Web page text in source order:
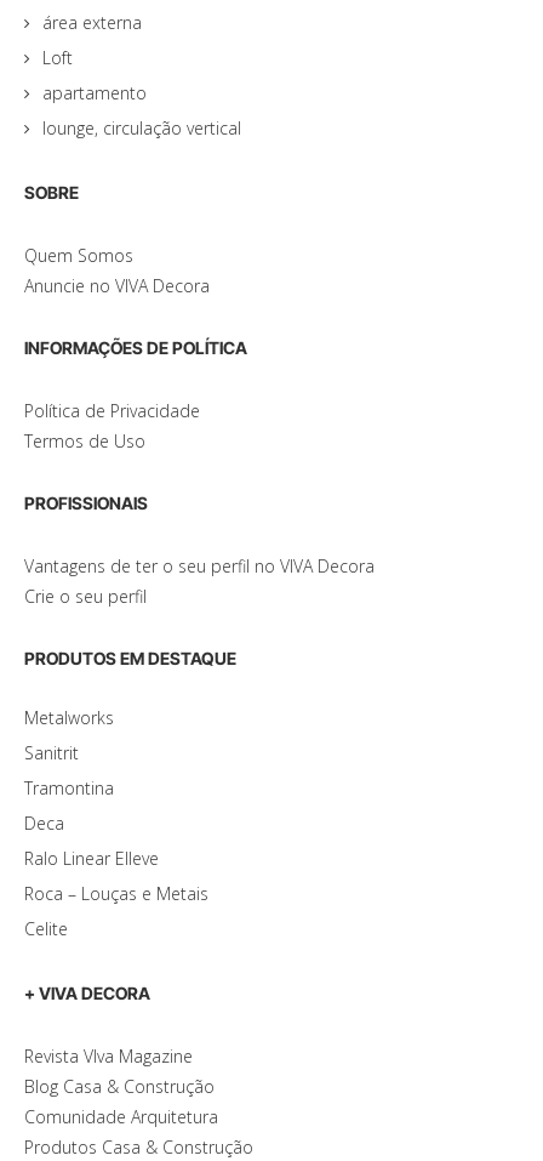
área externa
Loft
apartamento
lounge, circulação vertical
SOBRE
Quem Somos
Anuncie no VIVA Decora
INFORMAÇÕES DE POLÍTICA
Política de Privacidade
Termos de Uso
PROFISSIONAIS
Vantagens de ter o seu perfil no VIVA Decora
Crie o seu perfil
PRODUTOS EM DESTAQUE
Metalworks
Sanitrit
Tramontina
Deca
Ralo Linear Elleve
Roca – Louças e Metais
Celite
+ VIVA DECORA
Revista VIva Magazine
Blog Casa & Construção
Comunidade Arquitetura
Produtos Casa & Construção